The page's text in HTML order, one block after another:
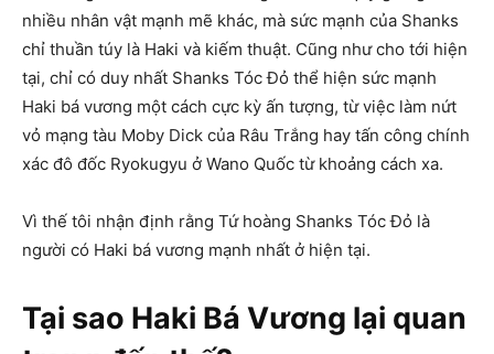
nhiều nhân vật mạnh mẽ khác, mà sức mạnh của Shanks
chỉ thuần túy là Haki và kiếm thuật. Cũng như cho tới hiện
tại, chỉ có duy nhất Shanks Tóc Đỏ thể hiện sức mạnh
Haki bá vương một cách cực kỳ ấn tượng, từ việc làm nứt
vỏ mạng tàu Moby Dick của Râu Trắng hay tấn công chính
xác đô đốc Ryokugyu ở Wano Quốc từ khoảng cách xa.
Vì thế tôi nhận định rằng Tứ hoàng Shanks Tóc Đỏ là
người có Haki bá vương mạnh nhất ở hiện tại.
Tại sao Haki Bá Vương lại quan